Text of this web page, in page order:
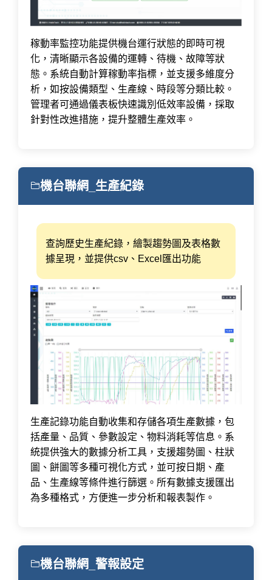
稼動率監控功能提供機台運行狀態的即時可視
化，清晰顯示各設備的運轉、待機、故障等狀
態。系統自動計算稼動率指標，並支援多維度分
析，如按設備類型、生產線、時段等分類比較。
管理者可通過儀表板快速識別低效率設備，採取
針對性改進措施，提升整體生產效率。
機台聯網_生產紀錄
查詢歷史生產紀錄，繪製趨勢圖及表格數
據呈現，並提供csv、Excel匯出功能
生產記錄功能自動收集和存儲各項生產數據，包
括產量、品質、參數設定、物料消耗等信息。系
統提供強大的數據分析工具，支援趨勢圖、柱狀
圖、餅圖等多種可視化方式，並可按日期、產
品、生產線等條件進行篩選。所有數據支援匯出
為多種格式，方便進一步分析和報表製作。
機台聯網_警報設定